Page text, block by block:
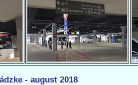
- august 2018